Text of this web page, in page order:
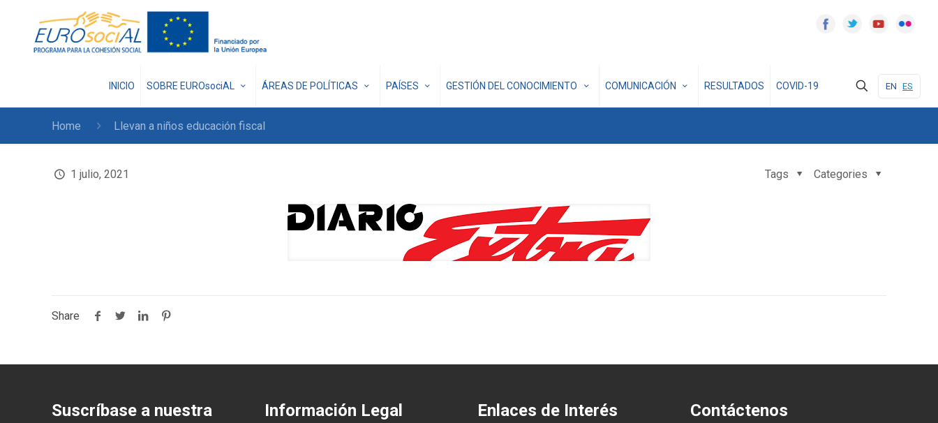
INICIO SOBRE EUROsociAL ÁREAS DE POLÍTICAS PAÍSES GESTIÓN DEL CONOCIMIENTO COMUNICACIÓN RESULTADOS COVID-19 EN ES
Home Llevan a niños educación fiscal
1 julio, 2021 Categories
Tags
Share
Suscríbase a nuestra
Información Legal Enlaces de Interés Contáctenos